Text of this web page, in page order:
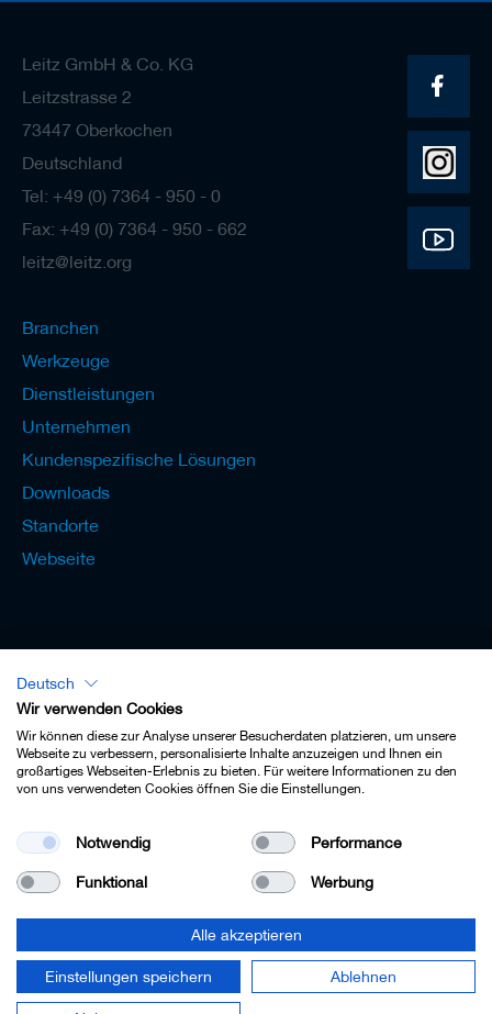
Leitz GmbH & Co. KG
Leitzstrasse 2
73447 Oberkochen
Deutschland
Tel: +49 (0) 7364 - 950 - 0
Fax: +49 (0) 7364 - 950 - 662
leitz@leitz.org
Branchen
Werkzeuge
Dienstleistungen
Unternehmen
Kundenspezifische Lösungen
Downloads
Standorte
Webseite
Lexikon - Deutsch
Impressum
Kontakt
Cookie-Einstellungen
© 2022 Leitz GmbH & Co. KG.
Deutsch
Wir verwenden Cookies
Wir können diese zur Analyse unserer Besucherdaten platzieren, um unsere
Webseite zu verbessern, personalisierte Inhalte anzuzeigen und Ihnen ein
großartiges Webseiten-Erlebnis zu bieten. Für weitere Informationen zu den
von uns verwendeten Cookies öffnen Sie die Einstellungen.
Notwendig Performance
Funktional Werbung
Alle akzeptieren
Einstellungen speichern Ablehnen